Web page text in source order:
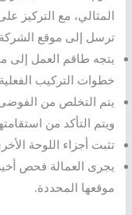
المثالي، مع التركيز
ترسل إلى موقع
يتجه طاقم العمل إلى
خطوات التركيب
يتم التخلص من الفوضى
ويتم التأكد من
تثبت أجزاء اللوحة
يجرى العمالة فحص
موقعها المحددة.